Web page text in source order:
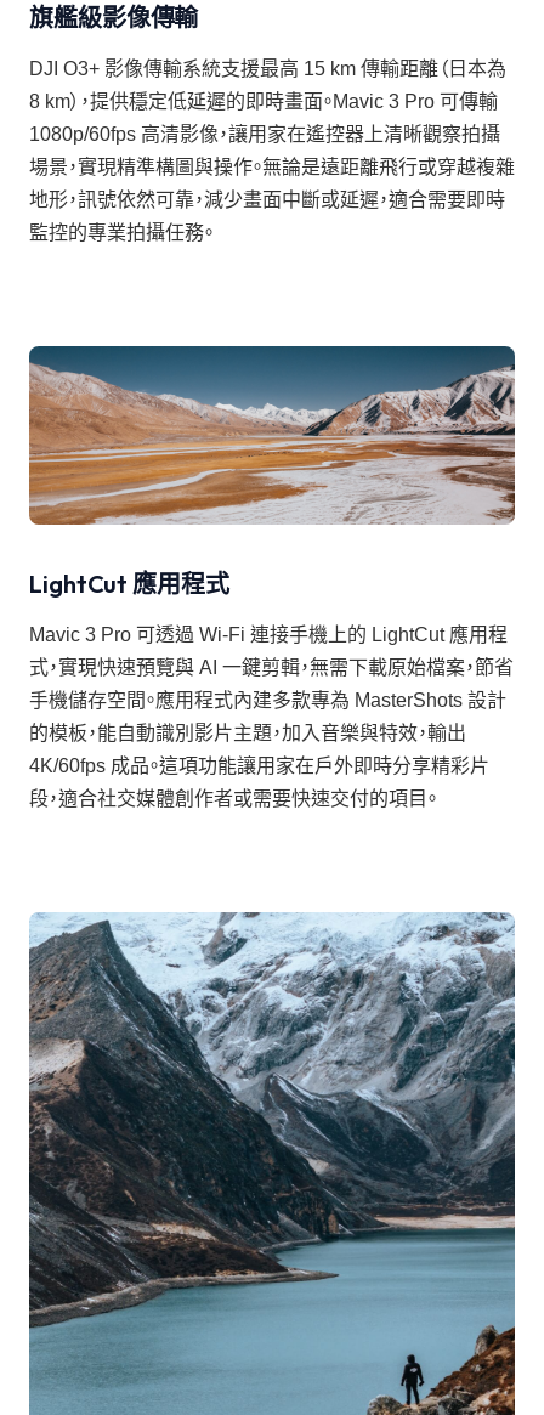
旗艦級影像傳輸
DJI O3+ 影像傳輸系統支援最高 15 km 傳輸距離（日本為
8 km），提供穩定低延遲的即時畫面。Mavic 3 Pro 可傳輸
1080p/60fps 高清影像，讓用家在遙控器上清晰觀察拍攝
場景，實現精準構圖與操作。無論是遠距離飛行或穿越複雜
地形，訊號依然可靠，減少畫面中斷或延遲，適合需要即時
監控的專業拍攝任務。
LightCut 應用程式
Mavic 3 Pro 可透過 Wi-Fi 連接手機上的 LightCut 應用程
式，實現快速預覽與 AI 一鍵剪輯，無需下載原始檔案，節省
手機儲存空間。應用程式內建多款專為 MasterShots 設計
的模板，能自動識別影片主題，加入音樂與特效，輸出
4K/60fps 成品。這項功能讓用家在戶外即時分享精彩片
段，適合社交媒體創作者或需要快速交付的項目。